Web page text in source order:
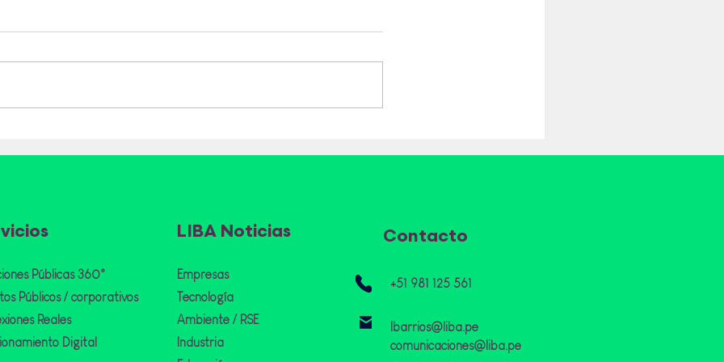
Reciclaje”: iniciativa que
lucha contra el cambio
Públicas 360°
Públicos / corporativos
Reales
Digital
LIBA Noticias
Empresas
Tecnología
Ambiente / RSE
Industria
+51 981 125 561
Contacto
lbarrios@liba.pe
comunicaciones@liba.pe